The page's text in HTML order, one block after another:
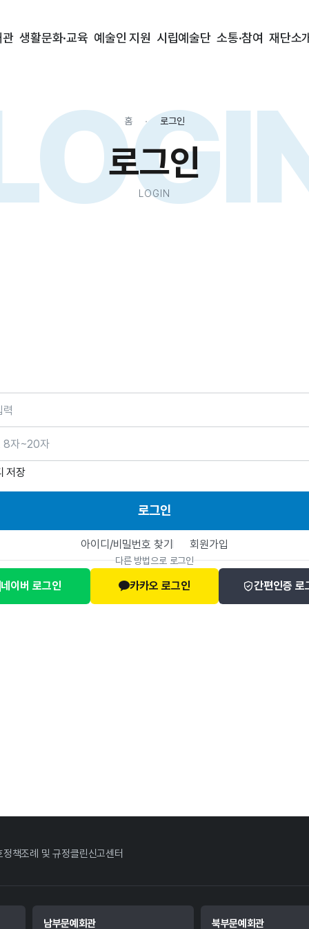
관 생활문화·교육 예술인 지원 시립예술단 소통·참여 재단소
홈 로그인
로그인
LOGIN
저장
로그인
아이디/비밀번호 찾기 회원가입
다른 방법으로 로그인
네이버 로그인 카카오 로그인 간편인증 로
정책조례 및 규정클린신고센터
남부문예회관 북부문예회관